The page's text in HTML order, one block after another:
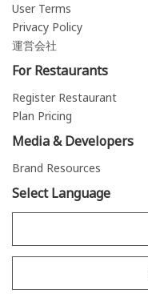
User Terms
Privacy Policy
運営会社
For Restaurants
Register Restaurant
Plan Pricing
Media & Developers
Brand Resources
Select Language